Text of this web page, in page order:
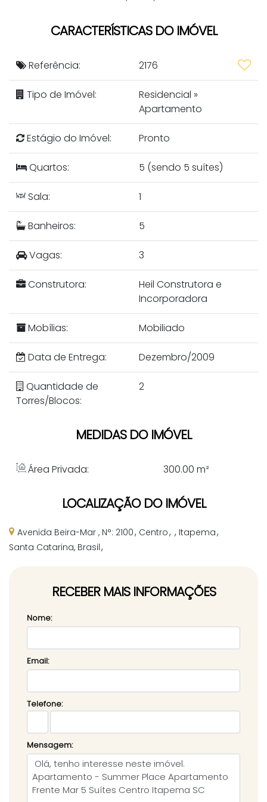
CARACTERÍSTICAS DO IMÓVEL
Referência: 2176
Tipo de Imóvel: Residencial »
Apartamento
Estágio do Imóvel: Pronto
Quartos: 5 (sendo 5 suítes)
Sala: 1
Banheiros: 5
Vagas: 3
Construtora:
Heil Construtora e
Incorporadora
Mobílias: Mobiliado
Data de Entrega: Dezembro/2009
Quantidade de
Torres/Blocos:
2
MEDIDAS DO IMÓVEL
Área Privada: 300.00 m²
LOCALIZAÇÃO DO IMÓVEL
Avenida Beira-Mar , N°: 2100 Centro
Itapema
Santa Catarina, Brasil
RECEBER MAIS INFORMAÇÕES
Nome:
Email:
Telefone:
Mensagem: